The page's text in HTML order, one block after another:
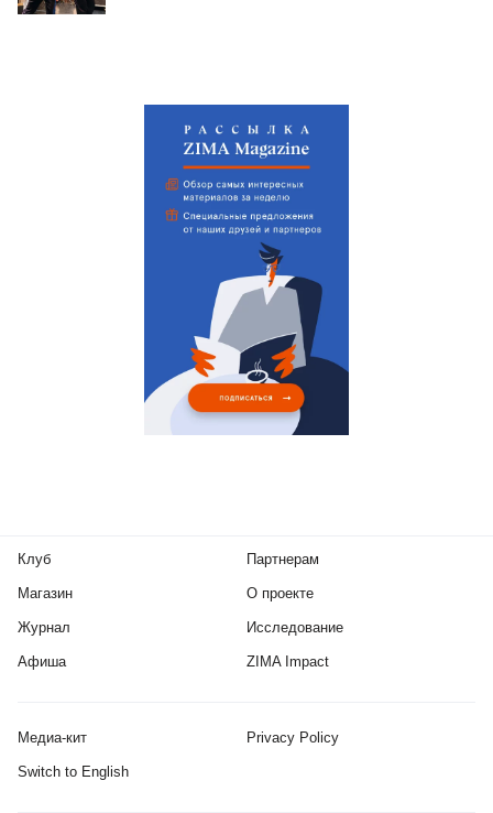
Клуб
Магазин
Журнал
Афиша
Партнерам
О проекте
Исследование
ZIMA Impact
Медиа-кит Privacy Policy
Switch to English